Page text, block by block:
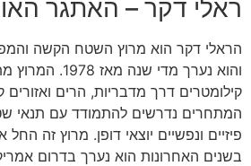
ראלי דקר – האתגר
הראלי דקר הוא מרוץ השטח הקשה
והוא נערך מדי
קילומטרים דרך מדבריות, הרים
המתחרים נדרשים להתמודד עם תנאי
פיזיים ונפשיים יוצאי דופן. מרוץ זה